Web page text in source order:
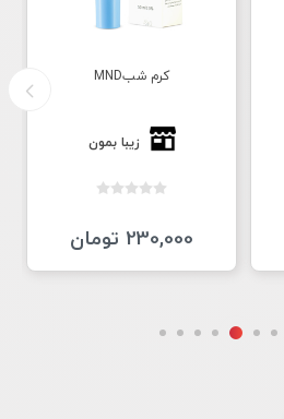
کرم شبMND
زیبا بمون
230,000 تومان